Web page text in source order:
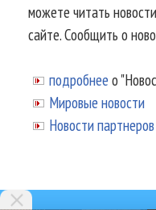
можете читать
сайте. Сообщить о
подробнее о
Мировые новости
Новости партнеров